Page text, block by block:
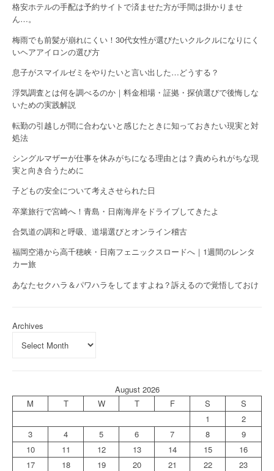
格安ホテルの手配は予約サイトで済ませた方が手間は掛かりませ
ん…。
梅雨でも前髪が崩れにくい！30代女性が選びたいクルクルになりにく
いヘアアイロンの選び方
息子がスマイルゼミをやりたいと言い出した…どうする？
浮気調査とは何を調べるのか｜料金相場・証拠・探偵選びで後悔しな
いための実践解説
転勤の引越しが間に合わないと感じたときに知っておきたい現実と対
処法
シングルマザーが仕事を休みがちになる理由とは？責められがちな現
実と向き合うために
子どもの安全について考えさせられた日
卒業旅行で宮崎へ！青島・日南海岸をドライブしてきたよ
合気道の調和と呼吸、道場選びとオンライン稽古
福岡空港から高千穂峡・日南フェニックスロードへ｜1週間のレンタ
カー旅
あなたセクハラ＆パワハラをしてますよね？訴えるので覚悟しておけ
Archives
August 2026
M
T W T F S
S
1
2
3
4 5 6 7 8
9
10
11 12 13 14 15
16
17
18 19 20 21 22 23